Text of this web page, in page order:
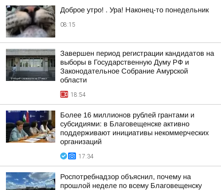
Доброе утро! . Ура! Наконец-то понедельник
08:15
Завершен период регистрации кандидатов на
выборы в Государственную Думу РФ и
Законодательное Собрание Амурской
области
18:54
Более 16 миллионов рублей грантами и
субсидиями: в Благовещенске активно
поддерживают инициативы некоммерческих
организаций
17:34
Роспотребнадзор объяснил, почему на
прошлой неделе по всему Благовещенску